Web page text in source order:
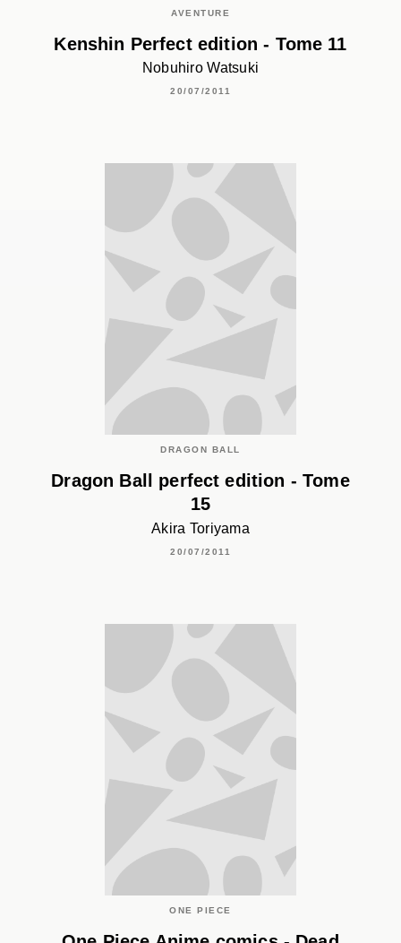
AVENTURE
Kenshin Perfect edition - Tome 11
Nobuhiro Watsuki
20/07/2011
DRAGON BALL
Dragon Ball perfect edition - Tome
15
Akira Toriyama
20/07/2011
ONE PIECE